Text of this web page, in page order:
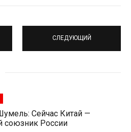
СЛЕДУЮЩИЙ
Сейчас Китай —
союзник России